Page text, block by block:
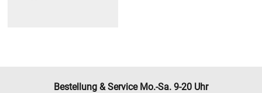
Bestellung & Service Mo.-Sa. 9-20 Uhr